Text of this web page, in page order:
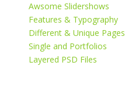
Awsome Slidershows
Features & Typography
Different & Unique Pages
Single and Portfolios
Layered PSD Files